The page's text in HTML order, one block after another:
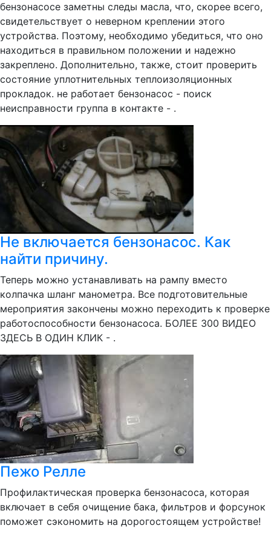
бензонасосе заметны следы масла, что, скорее всего,
свидетельствует о неверном креплении этого
устройства. Поэтому, необходимо убедиться, что оно
находиться в правильном положении и надежно
закреплено. Дополнительно, также, стоит проверить
состояние уплотнительных теплоизоляционных
прокладок. не работает бензонасос - поиск
неисправности группа в контакте - .
Не включается бензонасос. Как
найти причину.
Теперь можно устанавливать на рампу вместо
колпачка шланг манометра. Все подготовительные
мероприятия закончены можно переходить к проверке
работоспособности бензонасоса. БОЛЕЕ 300 ВИДЕО
ЗДЕСЬ В ОДИН КЛИК - .
Пежо Релле
Профилактическая проверка бензонасоса, которая
включает в себя очищение бака, фильтров и форсунок
поможет сэкономить на дорогостоящем устройстве!